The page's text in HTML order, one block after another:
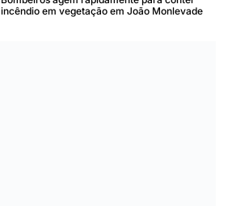
incêndio em vegetação em João Monlevade